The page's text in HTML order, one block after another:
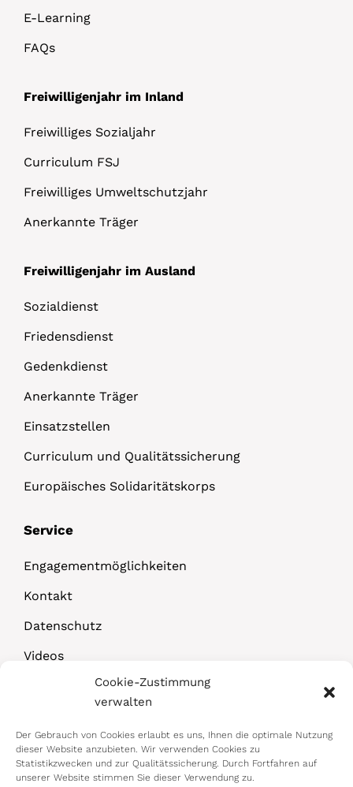
Cookie-Zustimmung
verwalten
Der Gebrauch von Cookies erlaubt es uns, Ihnen die optimale Nutzung
dieser Website anzubieten. Wir verwenden Cookies zu
Statistikzwecken und zur Qualitätssicherung. Durch Fortfahren auf
unserer Website stimmen Sie dieser Verwendung zu.
E-Learning
FAQs
Freiwilligenjahr im Inland
Freiwilliges Sozialjahr
Curriculum FSJ
Freiwilliges Umweltschutzjahr
Anerkannte Träger
Freiwilligenjahr im Ausland
Sozialdienst
Friedensdienst
Gedenkdienst
Anerkannte Träger
Einsatzstellen
Curriculum und Qualitätssicherung
Europäisches Solidaritätskorps
Service
Engagementmöglichkeiten
Kontakt
Datenschutz
Videos